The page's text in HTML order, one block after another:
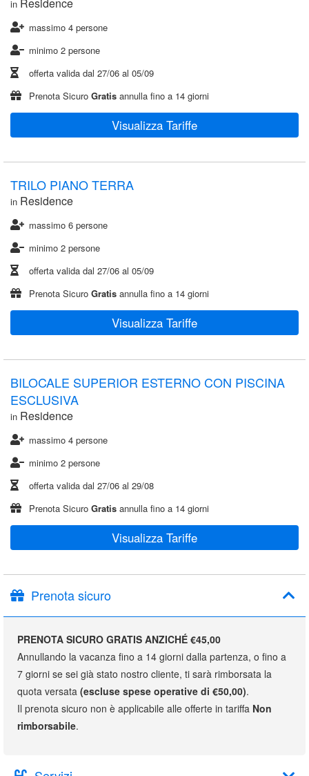
in
massimo 4 persone
minimo 2 persone
offerta valida dal 27/06 al 05/09
Prenota Sicuro Gratis annulla fino a 14 giorni
Visualizza Tariffe
TRILO PIANO TERRA
in Residence
massimo 6 persone
minimo 2 persone
offerta valida dal 27/06 al 05/09
Prenota Sicuro Gratis annulla fino a 14 giorni
Visualizza Tariffe
BILOCALE SUPERIOR ESTERNO CON PISCINA
ESCLUSIVA
in Residence
massimo 4 persone
minimo 2 persone
offerta valida dal 27/06 al 29/08
Prenota Sicuro Gratis annulla fino a 14 giorni
Visualizza Tariffe
Prenota sicuro
PRENOTA SICURO GRATIS ANZICHÉ €45,00
Annullando la vacanza fino a 14 giorni dalla partenza, o fino a
7 giorni se sei già stato nostro cliente, ti sarà rimborsata la
quota versata (escluse spese operative di €50,00).
Il prenota sicuro non è applicabile alle offerte in tariffa Non
rimborsabile.